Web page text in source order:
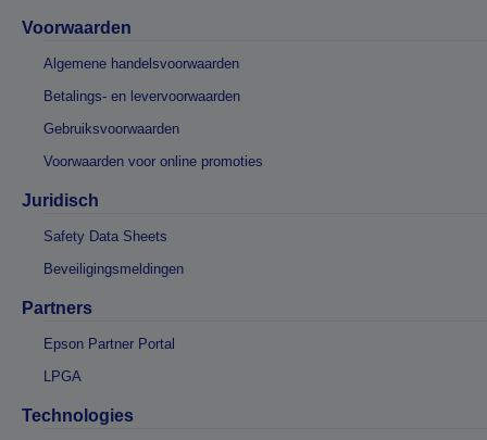
Voorwaarden
Algemene handelsvoorwaarden
Betalings- en levervoorwaarden
Gebruiksvoorwaarden
Voorwaarden voor online promoties
Juridisch
Safety Data Sheets
Beveiligingsmeldingen
Partners
Epson Partner Portal
LPGA
Technologies